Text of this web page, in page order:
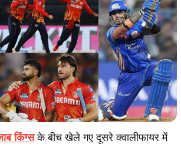
किंग्सके बीच खेले गए दूसरे क्वालीफायर में